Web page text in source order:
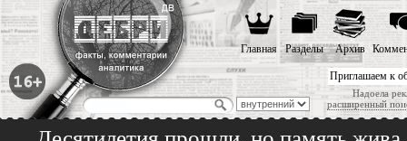
Приглашаем к
Надоела
расширенный
Главная Разделы Архив